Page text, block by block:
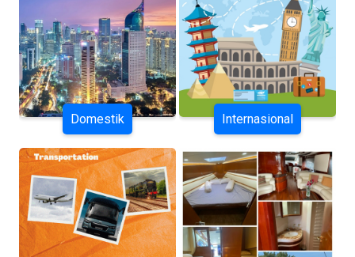
Domestik Internasional